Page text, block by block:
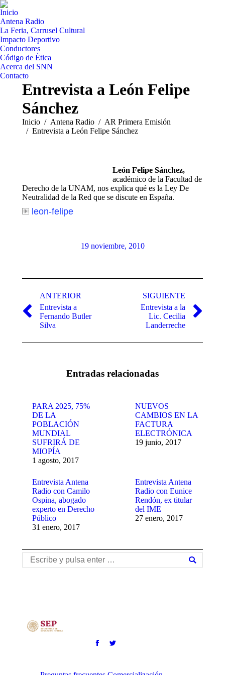
Inicio
Antena Radio
La Feria, Carrusel Cultural
Impacto Deportivo
Conductores
Código de Ética
Acerca del SNN
Contacto
Entrevista a León Felipe
Sánchez
Estás aquí:
Inicio Antena Radio
AR Primera Emisión
Entrevista a León Felipe Sánchez
León Felipe Sánchez,
académico de la Facultad de
Derecho de la UNAM, nos explica qué es la Ley De
Neutralidad de la Red que se discute en España.
leon-felipe
19 noviembre, 2010
entre
publicaciones
ANTERIOR
Publicación
anterior:
Entrevista a
Fernando Butler
Silva
SIGUIENTE
Publicación
siguiente:
Entrevista a la
Lic. Cecilia
Landerreche
Entradas relacionadas
PARA 2025, 75%
DE LA
POBLACIÓN
MUNDIAL
SUFRIRÁ DE
MIOPÍA
1 agosto, 2017
NUEVOS
CAMBIOS EN LA
FACTURA
ELECTRÓNICA
19 junio, 2017
Entrevista Antena
Radio con Camilo
Ospina, abogado
experto en Derecho
Público
31 enero, 2017
Entrevista Antena
Radio con Eunice
Rendón, ex titular
del IME
27 enero, 2017
Buscar: